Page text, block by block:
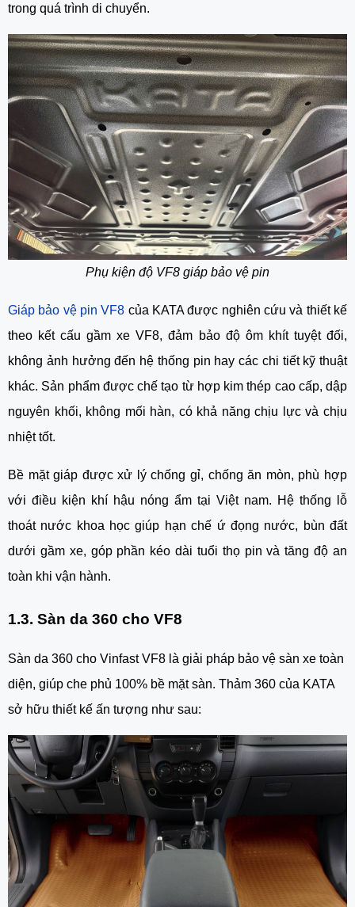
trong quá trình di chuyển.
Phụ kiện độ VF8 giáp bảo vệ pin
Giáp bảo vệ pin VF8 của KATA được nghiên cứu và thiết kế
theo kết cấu gầm xe VF8, đảm bảo độ ôm khít tuyệt đối,
không ảnh hưởng đến hệ thống pin hay các chi tiết kỹ thuật
khác. Sản phẩm được chế tạo từ hợp kim thép cao cấp, dập
nguyên khối, không mối hàn, có khả năng chịu lực và chịu
nhiệt tốt.
Bề mặt giáp được xử lý chống gỉ, chống ăn mòn, phù hợp
với điều kiện khí hậu nóng ẩm tại Việt nam. Hệ thống lỗ
thoát nước khoa học giúp hạn chế ứ đọng nước, bùn đất
dưới gầm xe, góp phần kéo dài tuổi thọ pin và tăng độ an
toàn khi vận hành.
1.3. Sàn da 360 cho VF8
Sàn da 360 cho Vinfast VF8 là giải pháp bảo vệ sàn xe toàn
diện, giúp che phủ 100% bề mặt sàn. Thảm 360 của KATA
sở hữu thiết kế ấn tượng như sau: